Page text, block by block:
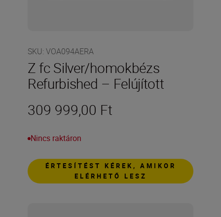
SKU: VOA094AERA
Z fc Silver/homokbézs
Refurbished – Felújított
309 999,00 Ft
Nincs raktáron
ÉRTESÍTÉST KÉREK, AMIKOR
ELÉRHETŐ LESZ